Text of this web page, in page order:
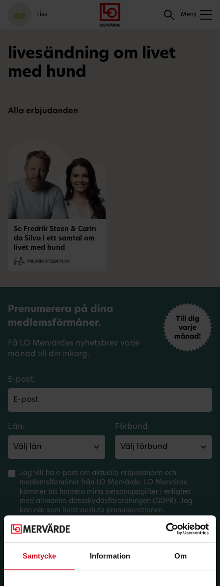
Samtycke Information Om
Gå
till
meny
Logga
in
Hoppa
till
innehåll
Livs Meny
Sök
livesändning om livet
med hund
Alla erbjudanden
Se Fredrik Steen & Carin
da Silva i ett samtal om
livet med hund
Prenumerera på dina
medlemsförmåner.
Få LO Mervärdes nyhetsbrev varje
månad till din inkorg.
E-post:
Län: Förbund:
Jag vill ha e-post om aktuella erbjudanden och
medlemsförmåner från LO Mervärde. LO Mervärde
kommer att hantera mina personuppgifter i enlighet
med allmänna dataskyddsförordningen (GDPR). Jag
kan när som helst avsluta prenumerationen.